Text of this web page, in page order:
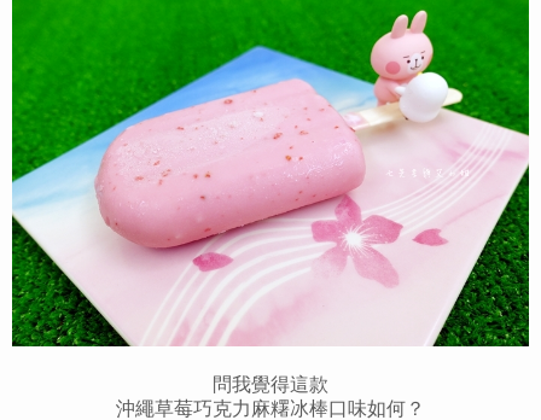
問我覺得這款
沖繩草莓巧克力麻糬冰棒口味如何？